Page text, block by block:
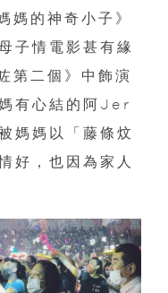
的神奇小子》
子情電影甚有緣
第二個》中飾演
有心結的阿Jer
媽媽以「藤條炆
好，也因為家人